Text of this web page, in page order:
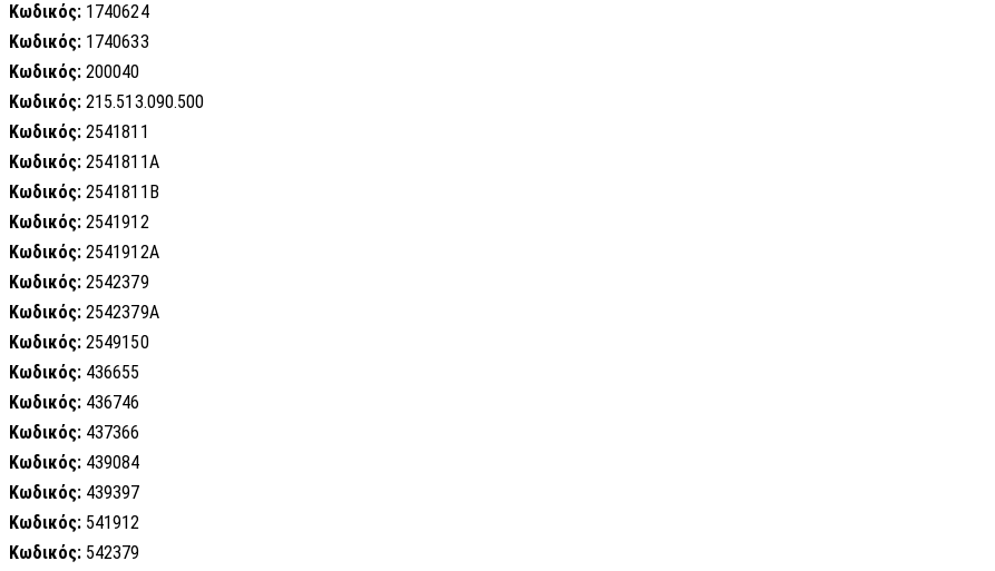
Κωδικός: 1740624
Κωδικός: 1740633
Κωδικός: 200040
Κωδικός: 215.513.090.500
Κωδικός: 2541811
Κωδικός: 2541811A
Κωδικός: 2541811B
Κωδικός: 2541912
Κωδικός: 2541912A
Κωδικός: 2542379
Κωδικός: 2542379A
Κωδικός: 2549150
Κωδικός: 436655
Κωδικός: 436746
Κωδικός: 437366
Κωδικός: 439084
Κωδικός: 439397
Κωδικός: 541912
Κωδικός: 542379